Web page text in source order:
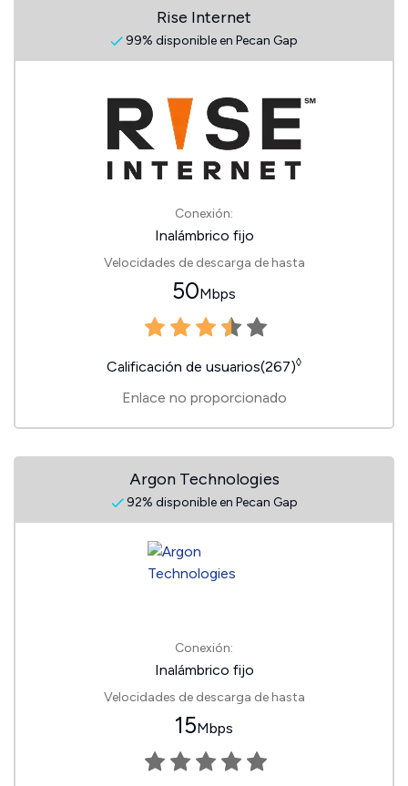
Rise Internet
99% disponible en Pecan Gap
Conexión:
Inalámbrico fijo
Velocidades de descarga de hasta
50Mbps
Calificación de usuarios(267)◊
Enlace no proporcionado
Argon Technologies
92% disponible en Pecan Gap
Conexión:
Inalámbrico fijo
Velocidades de descarga de hasta
15Mbps